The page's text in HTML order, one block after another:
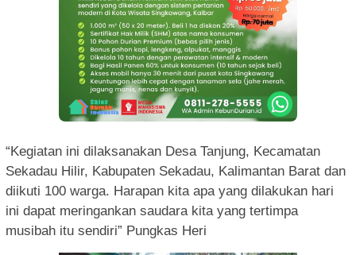
“Kegiatan ini dilaksanakan Desa Tanjung, Kecamatan
Sekadau Hilir, Kabupaten Sekadau, Kalimantan Barat dan
diikuti 100 warga. Harapan kita apa yang dilakukan hari
ini dapat meringankan saudara kita yang tertimpa
musibah itu sendiri” Pungkas Heri